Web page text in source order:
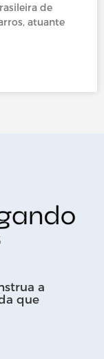
de
atuante
a
que